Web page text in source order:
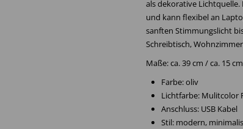
als dekorative Lichtquelle.
und kann flexibel an
sanften Stimmungslicht
Schreibtisch,
Maße: ca. 39 cm / ca. 15
Farbe: oliv
Lichtfarbe: Mulitcolor
Anschluss: USB Kabel
Stil: modern,